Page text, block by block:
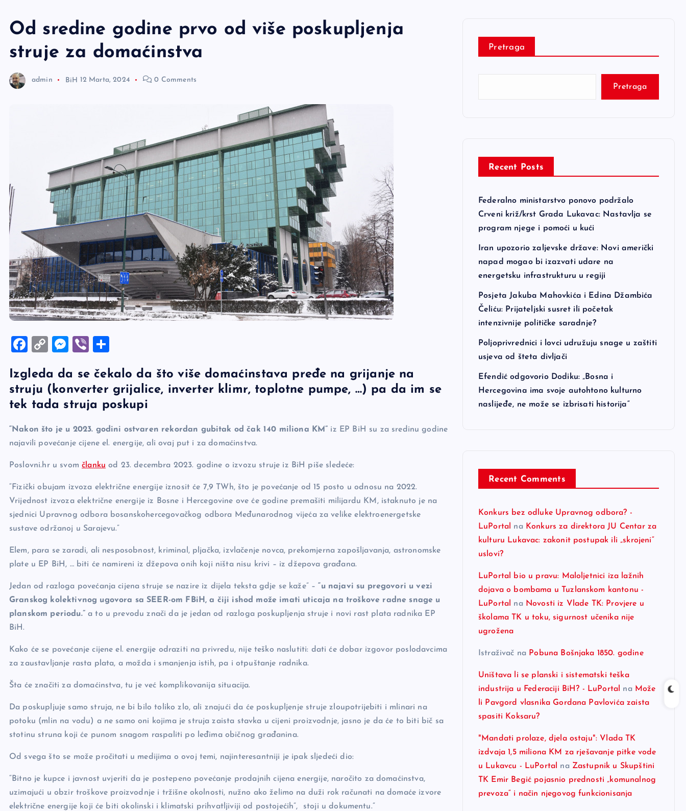
Od sredine godine prvo od više poskupljenja
struje za domaćinstva
admin BiH 12 Marta, 2024 0 Comments
F
c
e
b
o
o
C
p
y
Li
n
k
M
se
n
g
er
Vi
er ar
e
Izgleda da se čekalo da što više domaćinstava pređe na grijanje na
struju (konverter grijalice, inverter klimr, toplotne pumpe, …) pa da im se
tek tada struja poskupi
“Nakon što je u 2023. godini ostvaren rekordan gubitak od čak 140 miliona KM” iz EP BiH su za sredinu godine
najavili povećanje cijene el. energije, ali ovaj put i za domaćinstva.
Poslovni.hr u svomčlanku od 23. decembra 2023. godine o izvozu struje iz BiH piše sledeće:
“Fizički obujam izvoza električne energije iznosit će 7,9 TWh, što je povećanje od 15 posto u odnosu na 2022.
Vrijednost izvoza električne energije iz Bosne i Hercegovine ove će godine premašiti milijardu KM, istaknuto je na
sjednici Upravnog odbora bosanskohercegovačkog odbora Međunarodnog vijeća za velike elektroenergetske
sustave održanoj u Sarajevu.”
Elem, para se zaradi, ali nesposobnost, kriminal, pljačka, izvlačenje novca, prekomjerna zapošljavanja, astronomske
plate u EP BiH, … biti će namireni iz džepova onih koji ništa nisu krivi – iz džepova građana.
Jedan od razloga povećanja cijena struje se nazire iz dijela teksta gdje se kaže” –“u najavi su pregovori u vezi
Granskog kolektivnog ugovora sa SEER-om FBiH, a čiji ishod može imati uticaja na troškove radne snage u
planskom periodu.”a to u prevodu znači da je jedan od razloga poskupljenja struje i novi rast plata radnika EP
BiH.
Kako će se povećanje cijene el. energije odraziti na privredu, nije teško naslutiti: dati će dobar izgovor poslodavcima
za zaustavljanje rasta plata, a možda i smanjenja istih, pa i otpuštanje radnika.
Šta će značiti za domaćinstva, tu je već komplikovanija situacija.
Da poskupljuje samo struja, ne bi bilo toliko zlo, ali znajući da će poskupljenje struje zloupotrijebiti i mlinari na
potoku (mlin na vodu) a ne samo oni kojima je struja zaista stavka u cijeni proizvodnje, jasno je da će to biti bič sa
stotinu struna koji će punom snagom raspaliti po leđima običnog građanina.
Od svega što se može pročitati u medijima o ovoj temi, najinteresantniji je ipak sljedeći dio:
“Bitno je kupce i javnost uvjeriti da je postepeno povećanje prodajnih cijena energije, naročito za domaćinstva,
uzimajući u obzir troškove proizvodnje i tržišne okolnosti, nužno ako želimo na duži rok računati na domaće izvore
električne energije koji će biti okolinski i klimatski prihvatljiviji od postojećih”, stoji u dokumentu.”
Pretraga
Pretraga
Recent Posts
Federalno ministarstvo ponovo podržalo
Crveni križ/krst Grada Lukavac: Nastavlja se
program njege i pomoći u kući
Iran upozorio zaljevske države: Novi američki
napad mogao bi izazvati udare na
energetsku infrastrukturu u regiji
Posjeta Jakuba Mahovkića i Edina Džambića
Čeliću: Prijateljski susret ili početak
intenzivnije političke saradnje?
Poljoprivrednici i lovci udružuju snage u zaštiti
usjeva od šteta divljači
Efendić odgovorio Dodiku: „Bosna i
Hercegovina ima svoje autohtono kulturno
naslijeđe, ne može se izbrisati historija“
Recent Comments
Konkurs bez odluke Upravnog odbora? -
LuPortal
na Konkurs za direktora JU Centar za
kulturu Lukavac: zakonit postupak ili „skrojeni“
uslovi?
LuPortal bio u pravu: Maloljetnici iza lažnih
dojava o bombama u Tuzlanskom kantonu -
LuPortal
na Novosti iz Vlade TK: Provjere u
školama TK u toku, sigurnost učenika nije
ugrožena
Istraživač na Pobuna Bošnjaka 1850. godine
Uništava li se planski i sistematski teška
industrija u Federaciji BiH? - LuPortal
na Može
li Pavgord vlasnika Gordana Pavlovića zaista
spasiti Koksaru?
"Mandati prolaze, djela ostaju": Vlada TK
izdvaja 1,5 miliona KM za rješavanje pitke vode
u Lukavcu - LuPortal
na Zastupnik u Skupštini
TK Emir Begić pojasnio prednosti „komunalnog
prevoza“ i način njegovog funkcionisanja